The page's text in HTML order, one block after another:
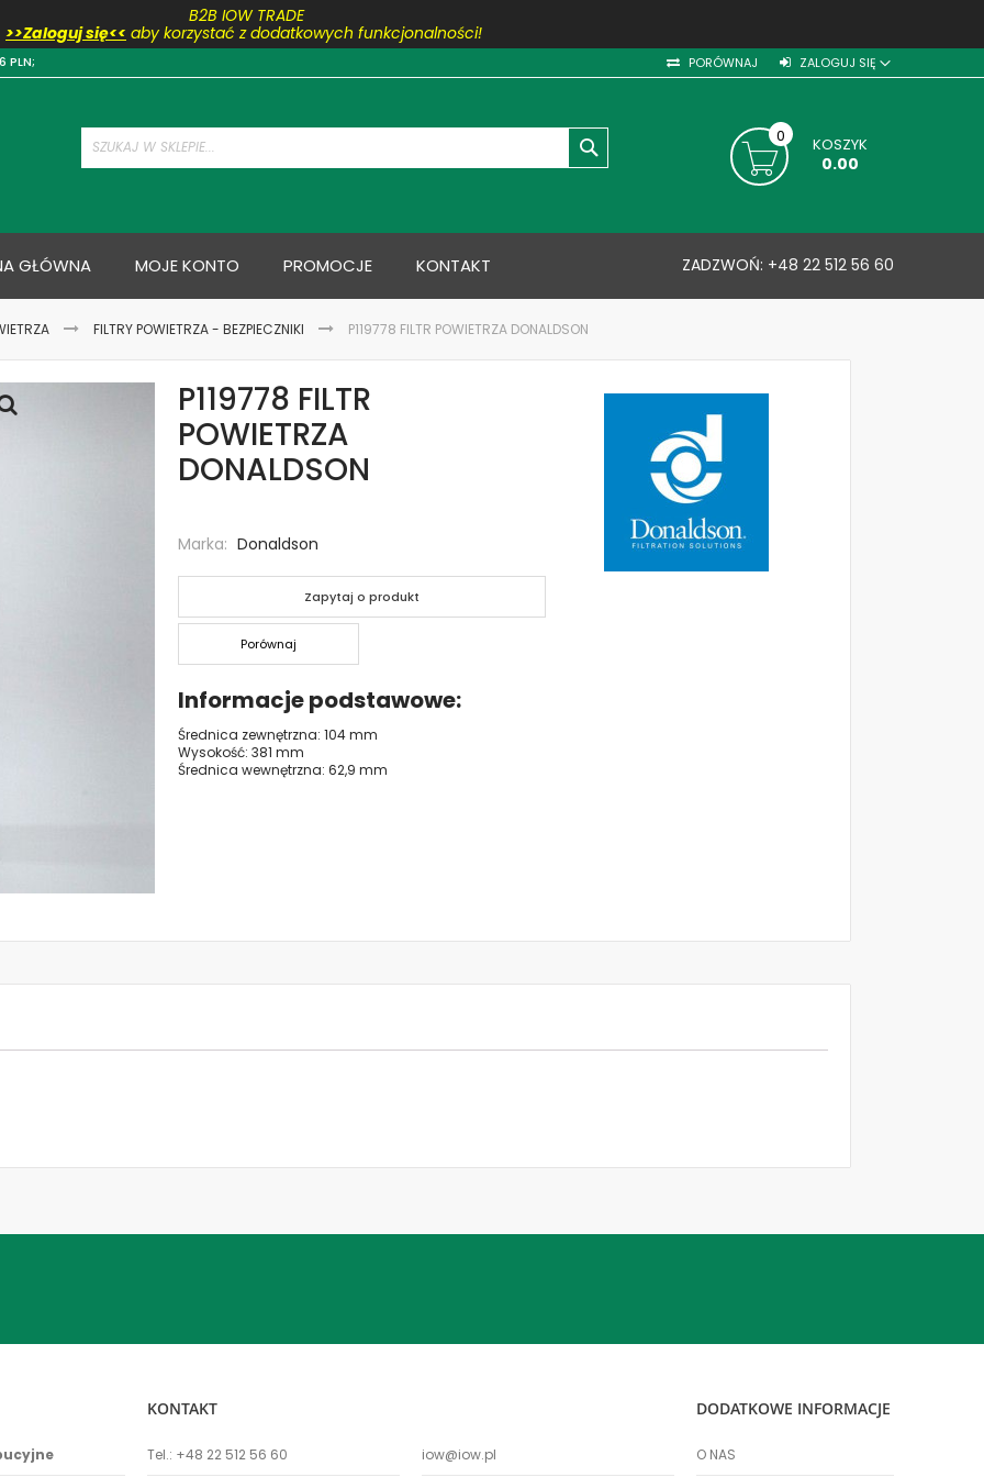
PLN;
do
PORÓWNAJ ZALOGUJ SIĘ
B2B IOW TRADE
>>Zaloguj się<< aby korzystać z dodatkowych funkcjonalności!
KOSZYK
0.00
0
GŁÓWNA MOJE KONTO PROMOCJE KONTAKT ZADZWOŃ: +48 22 512 56 60
FILTRY POWIETRZA - BEZPIECZNIKI P119778 FILTR POWIETRZA DONALDSON
P119778 FILTR
POWIETRZA
DONALDSON
Marka Donaldson
Informacje podstawowe
Średnica zewnętrzna: 104 mm
Wysokość: 381 mm
Średnica wewnętrzna: 62,9 mm
Zapytaj o produkt
Porównaj
KONTAKT
Tel.: +48 22 512 56 60 iow@iow.pl
DODATKOWE INFORMACJE
O NAS